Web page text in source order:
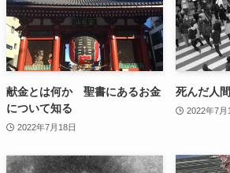
献金とは何か 聖書にあるお金
について知る
2022年7月18日
死んだ人
2022年7月